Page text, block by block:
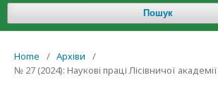
Пошук
Home / Архіви
/
№ 27 (2024): Наукові праці Лісівничої